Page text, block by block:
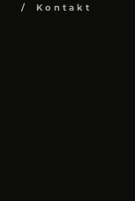
Kontakt